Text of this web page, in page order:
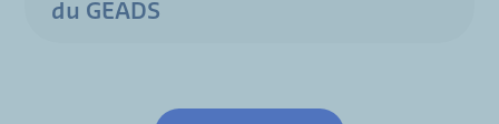
du GEADS